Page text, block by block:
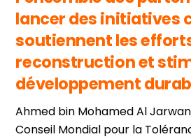
lancer des initiatives
soutiennent les
reconstruction et
développement
Ahmed bin Mohamed Al
Conseil Mondial pour la